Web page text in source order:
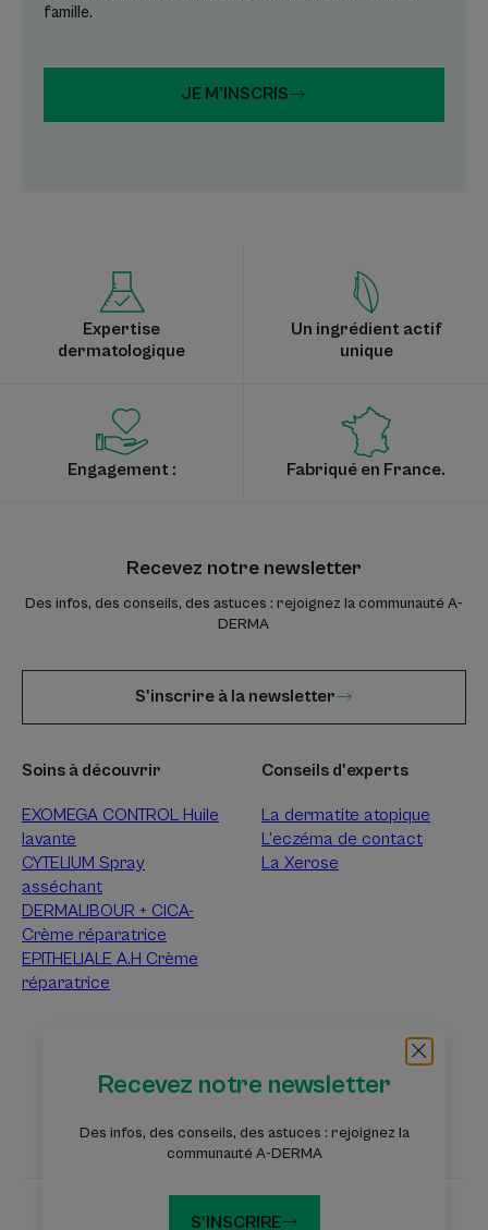
famille.
JE M’INSCRIS
Recevez notre newsletter
Des infos, des conseils, des astuces : rejoignez la
communauté A-DERMA
S'INSCRIRE
Expertise
dermatologique
Un ingrédient actif
unique
Engagement : Fabriqué en France.
Recevez notre newsletter
Des infos, des conseils, des astuces : rejoignez la communauté A-
DERMA
S'inscrire à la newsletter
Soins à découvrir
EXOMEGA CONTROL Huile
lavante
CYTELIUM Spray
asséchant
DERMALIBOUR + CICA-
Crème réparatrice
EPITHELIALE A.H Crème
réparatrice
Conseils d'experts
La dermatite atopique
L’eczéma de contact
La Xerose
Questions fréquentesContact
Les sites du groupe Pierre Fabre